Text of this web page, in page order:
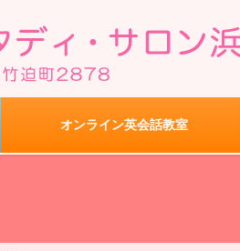
オンライン英会話教室